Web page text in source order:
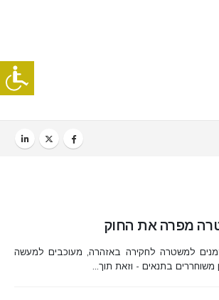
מפרה את החוק
למשטרה לחקירה באזהרה, מעוכבים למעשה
בתנאים - וזאת תוך...